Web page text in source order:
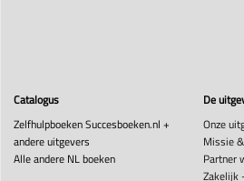
Catalogus
Zelfhulpboeken Succesboeken.nl +
andere uitgevers
Alle andere NL boeken
De
Onze
Missie
Partner
Zakelijk